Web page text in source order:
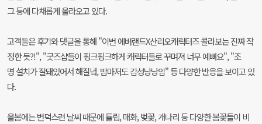
그 등에 다채롭게 올라오고 있다.
고객들은 후기와 댓글을 통해 "이번 에버랜드X산리오캐릭터즈 콜라보는 진짜 작
정한 듯?!", "굿즈샵들이 핑크핑크하게 캐릭터들로 꾸며져 너무 예뻐요", "조
명 설치가 잘돼있어서 해질녘, 밤마저도 감성낭낭임" 등 다양한 반응을 보이고 있
다.
올봄에는 변덕스런 날씨 때문에 튤립, 매화, 벚꽃, 개나리 등 다양한 봄꽃들이 비